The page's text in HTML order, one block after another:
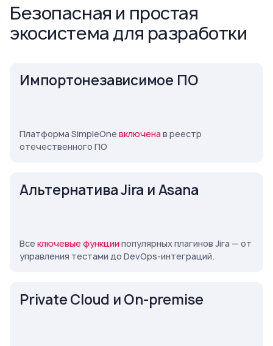
Безопасная и простая
экосистема для разработки
Импортонезависимое ПО
Платформа SimpleOne включена в реестр
отечественного ПО
Альтернатива Jira и Asana
Все ключевые функции популярных плагинов Jira — от
управления тестами до DevOps-интеграций.
Private Cloud и On-premise